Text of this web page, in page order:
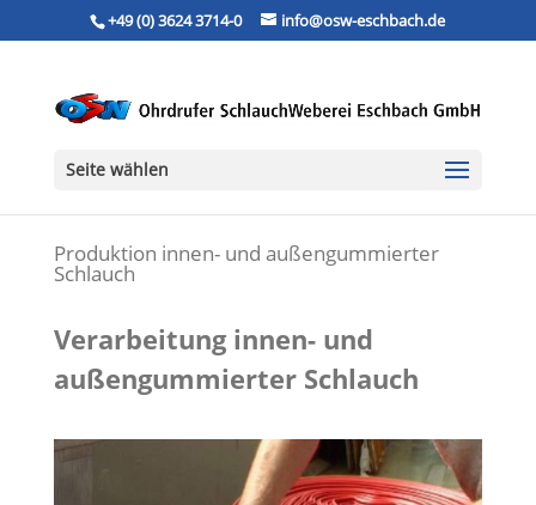
+49 (0) 3624 3714-0 info@osw-eschbach.de
Seite wählen
Produktion innen- und außengummierter
Schlauch
Verarbeitung innen- und
außengummierter Schlauch